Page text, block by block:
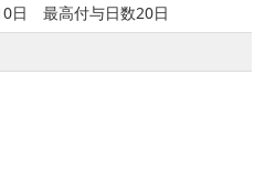
日 最高付与日数20日